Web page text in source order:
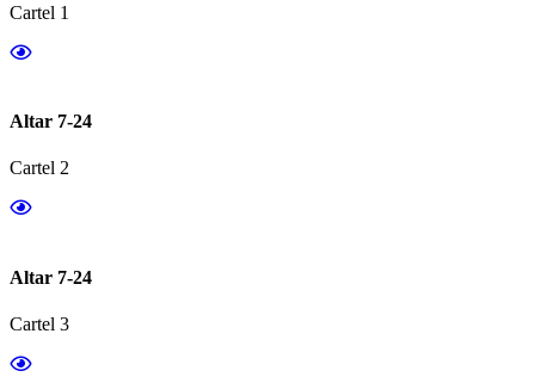
Cartel 1
Altar 7-24
Cartel 2
Altar 7-24
Cartel 3